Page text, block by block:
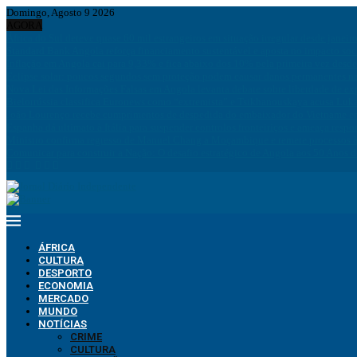
Domingo, Agosto 9 2026
ÁFRICA
CULTURA
DESPORTO
ECONOMIA
MERCADO
MUNDO
NOTÍCIAS
CRIME
CULTURA